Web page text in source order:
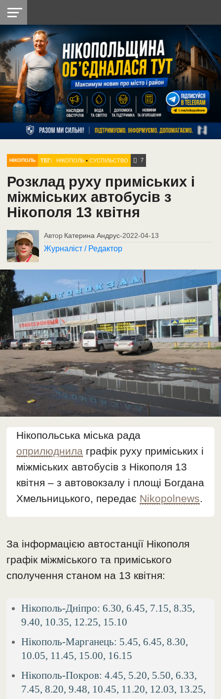
НІКОПОЛЬ
РАЙОН
СІЧЕСЛАВСЬКА
УКРАЇНА
РЕТРО
НІКОПОЛЬ
ЛАЙТ
УКРАЇНА
ДОПОМОГА
РАДІО
НІКОПОЛЬ ТЕГ: НІКОПОЛЬ •СУСПІЛЬСТВО 7
Розклад руху приміських і
міжміських автобусів з
Нікополя 13 квітня
Автор Катерина Андрус-2022-04-13
Журналіст / Редактор
Нікопольська міська рада
оприлюднила графік руху приміських і
міжміських автобусів з Нікополя 13
квітня – з автовокзалу і площі Богдана
Хмельницького, передає Nikopolnews.
За інформацією автостанції Нікополя
графік міжміського та приміського
сполучення станом на 13 квітня:
Нікополь-Дніпро: 6.30, 6.45, 7.15, 8.35,
9.40, 10.35, 12.25, 15.10
Нікополь-Марганець: 5.45, 6.45, 8.30,
10.05, 11.45, 15.00, 16.15
Нікополь-Покров: 4.45, 5.20, 5.50, 6.33,
7.45, 8.20, 9.48, 10.45, 11.20, 12.03, 13.25,